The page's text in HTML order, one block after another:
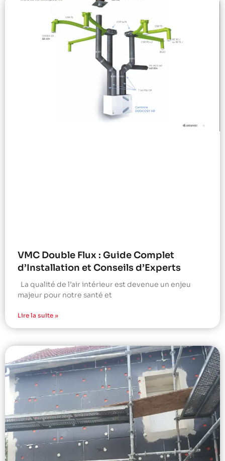
VMC Double Flux : Guide Complet
d’Installation et Conseils d’Experts
La qualité de l’air intérieur est devenue un enjeu
majeur pour notre santé et
Lire la suite »